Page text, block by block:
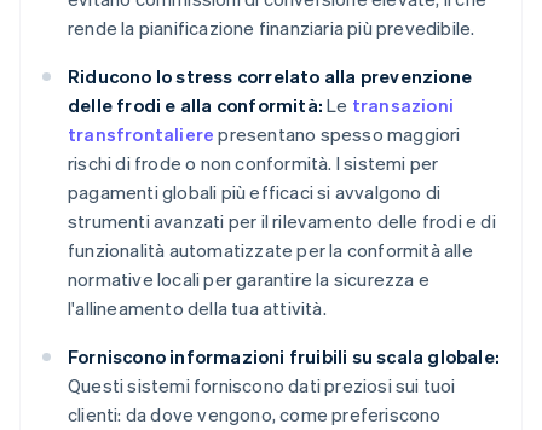
rende la pianificazione finanziaria più prevedibile.
Riducono lo stress correlato alla prevenzione
delle frodi e alla conformità: Le transazioni
transfrontaliere presentano spesso maggiori
rischi di frode o non conformità. I sistemi per
pagamenti globali più efficaci si avvalgono di
strumenti avanzati per il rilevamento delle frodi e di
funzionalità automatizzate per la conformità alle
normative locali per garantire la sicurezza e
l'allineamento della tua attività.
Forniscono informazioni fruibili su scala globale:
Questi sistemi forniscono dati preziosi sui tuoi
clienti: da dove vengono, come preferiscono